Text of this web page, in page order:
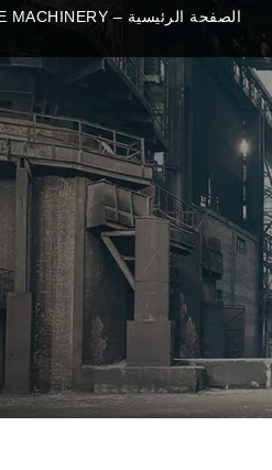
الصفحة الرئيسية – VIE MACHINERY